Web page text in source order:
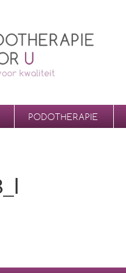
PODOTHERAPIE